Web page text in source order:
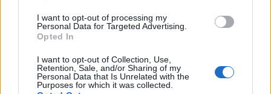
I want to opt-out of processing my
Personal Data for Targeted Advertising.
Opted In
I want to opt-out of Collection, Use,
Retention, Sale, and/or Sharing of my
Personal Data that Is Unrelated with the
Purposes for which it was collected.
MOEDAS CRIPTOGRÁFICAS